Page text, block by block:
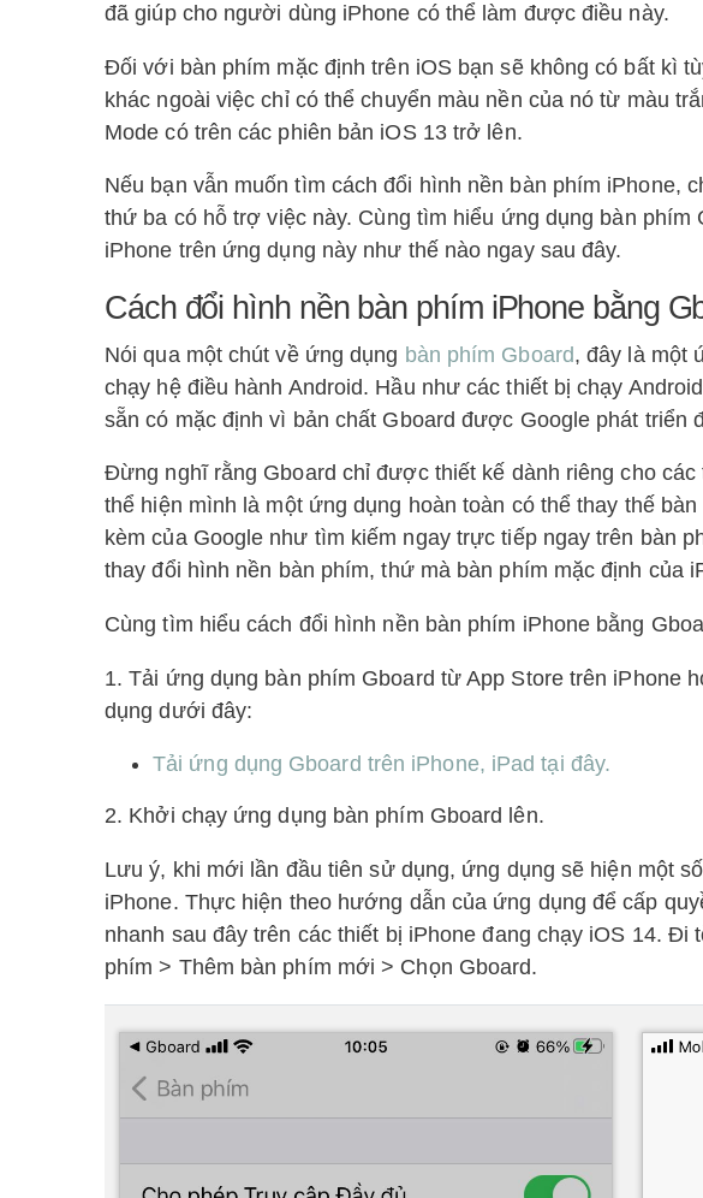
đã giúp cho người dùng iPhone có thể làm được điều này.
Đối với bàn phím mặc định trên iOS bạn sẽ không có bất kì
khác ngoài việc chỉ có thể chuyển màu nền của nó từ màu
Mode có trên các phiên bản iOS 13 trở lên.
Nếu bạn vẫn muốn tìm cách đổi hình nền bàn phím iPhone,
thứ ba có hỗ trợ việc này. Cùng tìm hiểu ứng dụng bàn phím
iPhone trên ứng dụng này như thế nào ngay sau đây.
Cách đổi hình nền bàn phím iPhone bằng
Nói qua một chút về ứng dụng bàn phím Gboard, đây là một
chạy hệ điều hành Android. Hầu như các thiết bị chạy
sẵn có mặc định vì bản chất Gboard được Google phát triển
Đừng nghĩ rằng Gboard chỉ được thiết kế dành riêng cho
thể hiện mình là một ứng dụng hoàn toàn có thể thay thế
kèm của Google như tìm kiếm ngay trực tiếp ngay trên bàn
thay đổi hình nền bàn phím, thứ mà bàn phím mặc định của
Cùng tìm hiểu cách đổi hình nền bàn phím iPhone bằng
1. Tải ứng dụng bàn phím Gboard từ App Store trên iPhone
dụng dưới đây:
Tải ứng dụng Gboard trên iPhone, iPad tại đây.
2. Khởi chạy ứng dụng bàn phím Gboard lên.
Lưu ý, khi mới lần đầu tiên sử dụng, ứng dụng sẽ hiện một
iPhone. Thực hiện theo hướng dẫn của ứng dụng để cấp
nhanh sau đây trên các thiết bị iPhone đang chạy iOS 14.
phím > Thêm bàn phím mới > Chọn Gboard.